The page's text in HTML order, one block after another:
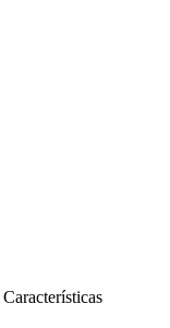
Características